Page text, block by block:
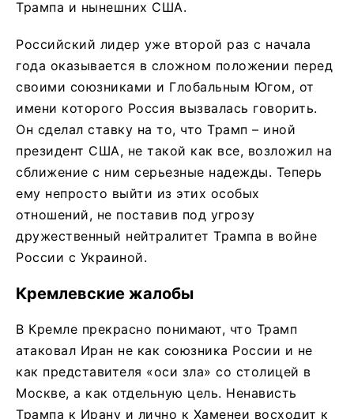
Трампа и нынешних США.
Российский лидер уже второй раз с начала
года оказывается в сложном положении перед
своими союзниками и Глобальным Югом, от
имени которого Россия вызвалась говорить.
Он сделал ставку на то, что Трамп – иной
президент США, не такой как все, возложил на
сближение с ним серьезные надежды. Теперь
ему непросто выйти из этих особых
отношений, не поставив под угрозу
дружественный нейтралитет Трампа в войне
России с Украиной.
Кремлевские жалобы
В Кремле прекрасно понимают, что Трамп
атаковал Иран не как союзника России и не
как представителя «оси зла» со столицей в
Москве, а как отдельную цель. Ненависть
Трампа к Ирану и лично к Хаменеи восходит к